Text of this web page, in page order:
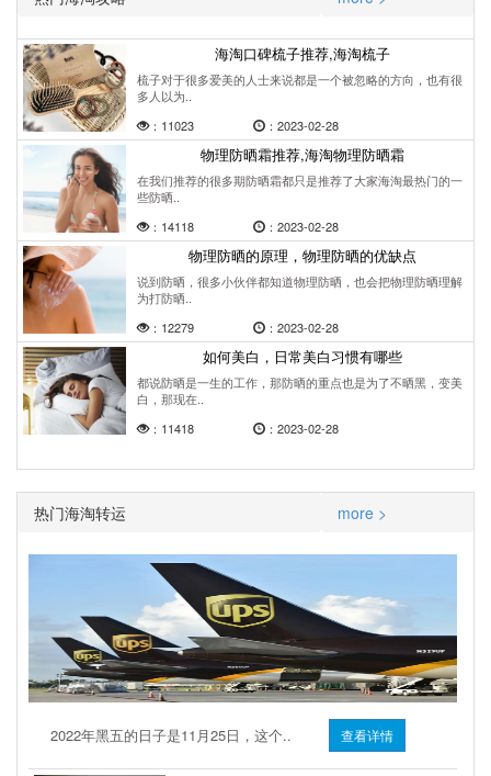
海淘口碑梳子推荐,海淘梳子
梳子对于很多爱美的人士来说都是一个被忽略的方向，也有很
多人以为..
：11023
：2023-02-28
物理防晒霜推荐,海淘物理防晒霜
在我们推荐的很多期防晒霜都只是推荐了大家海淘最热门的一
些防晒..
：14118
：2023-02-28
物理防晒的原理，物理防晒的优缺点
说到防晒，很多小伙伴都知道物理防晒，也会把物理防晒理解
为打防晒..
：12279
：2023-02-28
如何美白，日常美白习惯有哪些
都说防晒是一生的工作，那防晒的重点也是为了不晒黑，变美
白，那现在..
：11418
：2023-02-28
热门海淘转运 more >
2022年黑五的日子是11月25日，这个.. 查看详情